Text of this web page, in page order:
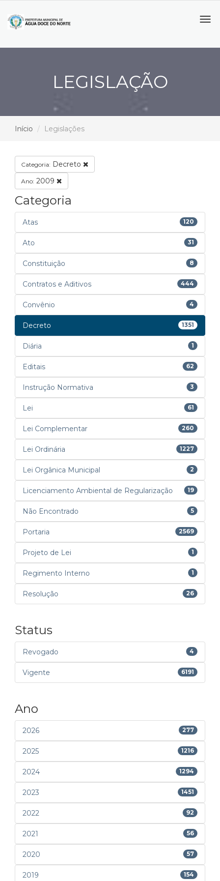
LEGISLAÇÃO
Início Legislações
Categoria: Decreto
Ano: 2009
Categoria
Atas 120
Ato 31
Constituição 8
Contratos e Aditivos 444
Convênio 4
Decreto 1351
Diária 1
Editais 62
Instrução Normativa 3
Lei 61
Lei Complementar 260
Lei Ordinária 1227
Lei Orgânica Municipal 2
Licenciamento Ambiental de Regularização 19
Não Encontrado 5
Portaria 2569
Projeto de Lei 1
Regimento Interno 1
Resolução 26
Status
Revogado 4
Vigente 6191
Ano
2026 277
2025 1216
2024 1294
2023 1451
2022 92
2021 56
2020 57
2019 154